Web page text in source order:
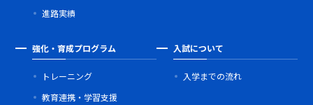
進路実績
強化・育成プログラム
トレーニング
教育連携・学習支援
入試について
入学までの流れ